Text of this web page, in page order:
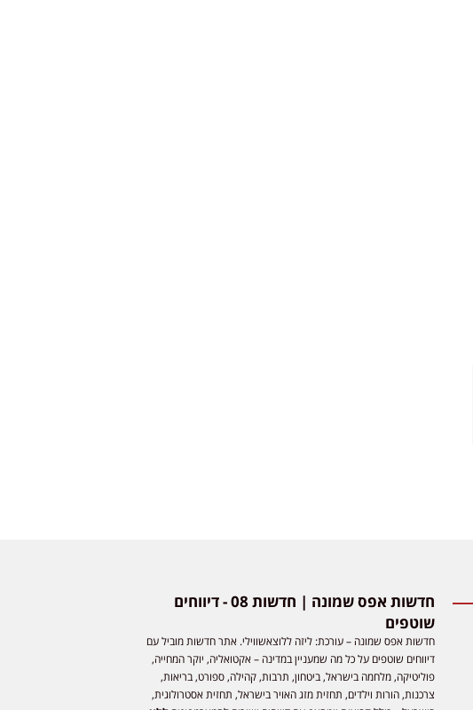
חדשות אפס שמונה | חדשות 08 - דיווחים
שוטפים
חדשות אפס שמונה – עורכת: ליזה ללוצאשווילי. אתר חדשות מוביל עם
דיווחים שוטפים על כל מה שמעניין במדינה – אקטואליה, יוקר המחייה,
פוליטיקה, מלחמה בישראל, ביטחון, תרבות, קהילה, ספורט, בריאות,
צרכנות, הורות וילדים, תחזית מזג האויר בישראל, תחזית אסטרולוגית,